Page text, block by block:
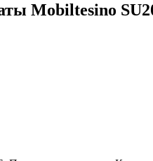
Mobiltesino